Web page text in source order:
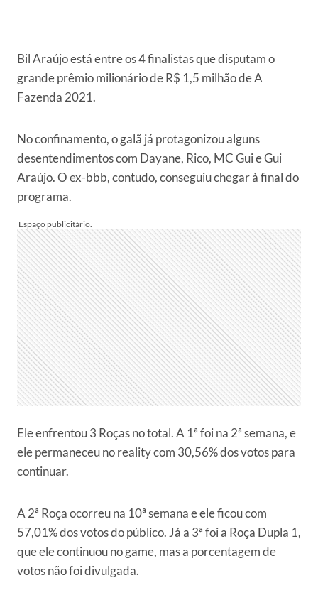
Bil Araújo está entre os 4 finalistas que disputam o
grande prêmio milionário de R$ 1,5 milhão de A
Fazenda 2021.
No confinamento, o galã já protagonizou alguns
desentendimentos com Dayane, Rico, MC Gui e Gui
Araújo. O ex-bbb, contudo, conseguiu chegar à final do
programa.
Ele enfrentou 3 Roças no total. A 1ª foi na 2ª semana, e
ele permaneceu no reality com 30,56% dos votos para
continuar.
A 2ª Roça ocorreu na 10ª semana e ele ficou com
57,01% dos votos do público. Já a 3ª foi a Roça Dupla 1,
que ele continuou no game, mas a porcentagem de
votos não foi divulgada.